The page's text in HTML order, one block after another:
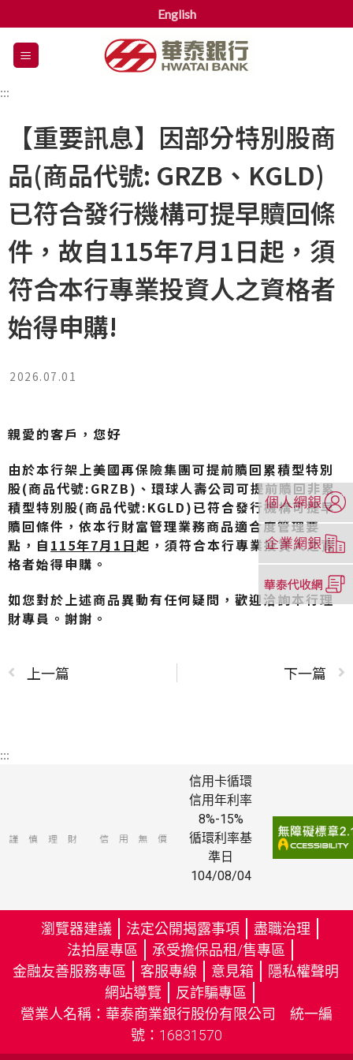
English
堡
:::
【重要訊息】因部分特別股商
品(商品代號: GRZB、KGLD)
已符合發行機構可提早贖回條
件，故自115年7月1日起，須
符合本行專業投資人之資格者
始得申購!
2026.07.01
親愛的客戶，您好
由於本行架上美國再保險集團可提前贖回累積型特別
股(商品代號:GRZB)、環球人壽公司可提前贖回非累
積型特別股(商品代號:KGLD)已符合發行機構可提早
贖回條件，依本行財富管理業務商品適合度管理要
點，自 115年7月1 日起，須符合本行專業投資人之資
格者始得申購。
如您對於上述商品異動有任何疑問，歡迎洽詢本行理
財專員。謝謝。
上一篇 下一篇
:::
信用卡循環
信用年利率
8%-15%
循環利率基
準日
104/08/04
瀏覽器建議 法定公開揭露事項
盡職治理
法拍屋專區
承受擔保品租/售專區
金融友善服務專區
（
開
客服專線 意見箱
隱私權聲明
網站導覽
反詐騙專區
（
另
開
營業人名稱：華泰商業銀行股份有限公司 統一編
號：16831570
（另
開
新
視
窗）
（另
開
新
視
窗）
開
新